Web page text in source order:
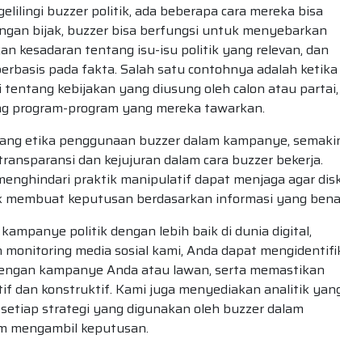
buzzer politik, ada beberapa cara mereka bisa
bijak, buzzer bisa berfungsi untuk menyebarkan
kesadaran tentang isu-isu politik yang relevan, dan
pada fakta. Salah satu contohnya adalah ketika
kebijakan yang diusung oleh calon atau partai,
program yang mereka tawarkan.
etika penggunaan buzzer dalam kampanye,
dan kejujuran dalam cara buzzer bekerja.
praktik manipulatif dapat menjaga agar
keputusan berdasarkan informasi yang
politik dengan lebih baik di dunia digital,
media sosial kami, Anda dapat
kampanye Anda atau lawan, serta memastikan
dan konstruktif. Kami juga menyediakan analitik
strategi yang digunakan oleh buzzer dalam
mengambil keputusan.